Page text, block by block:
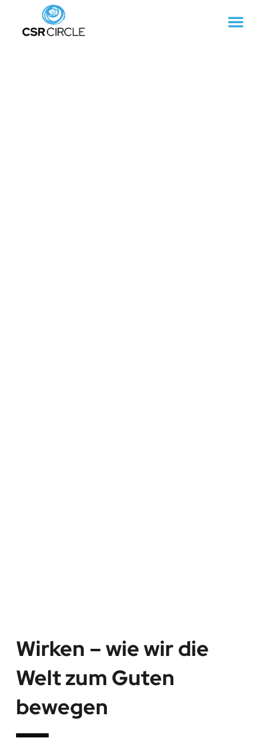
Wirken – wie wir die
Welt zum Guten
bewegen